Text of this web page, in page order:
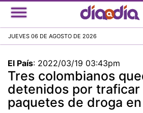
Pasar
al
JUEVES 06 DE AGOSTO DE 2026
El País: 2022/03/19 03:43pm
Tres colombianos
detenidos por traficar
paquetes de droga